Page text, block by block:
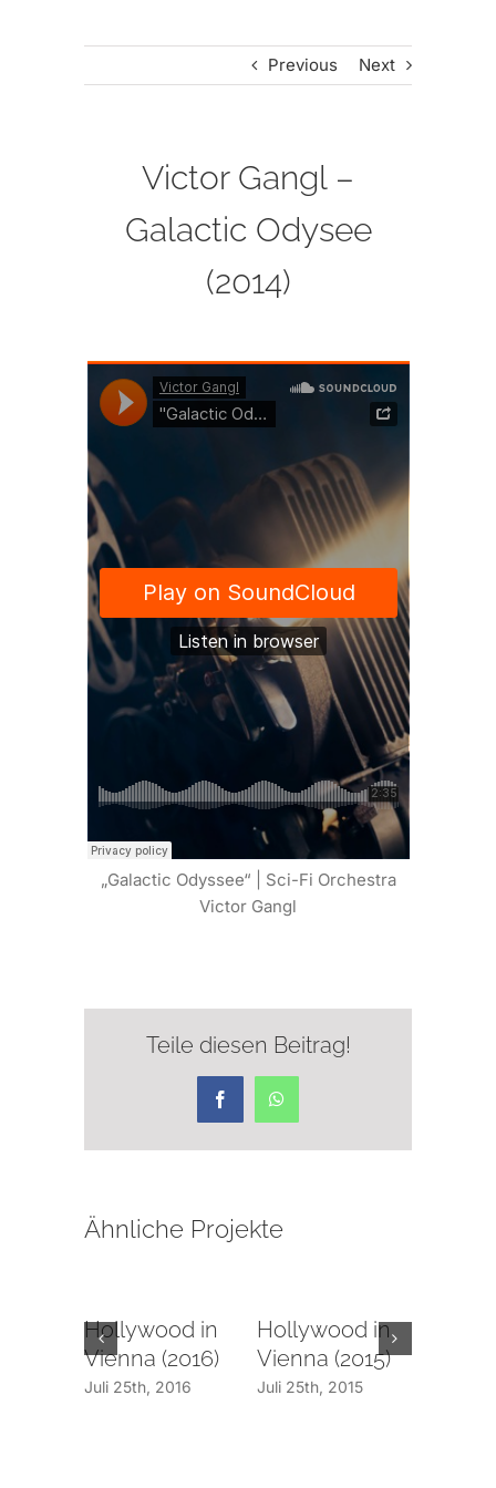
Previous Next
Victor Gangl –
Galactic Odysee
(2014)
„Galactic Odyssee“ | Sci-Fi Orchestra
Victor Gangl
Teile diesen Beitrag!
FacebookWhatsApp
Ähnliche Projekte
Hollywood in
Vienna (2016)
Juli 25th, 2016
Hollywood in
Vienna (2015)
Juli 25th, 2015